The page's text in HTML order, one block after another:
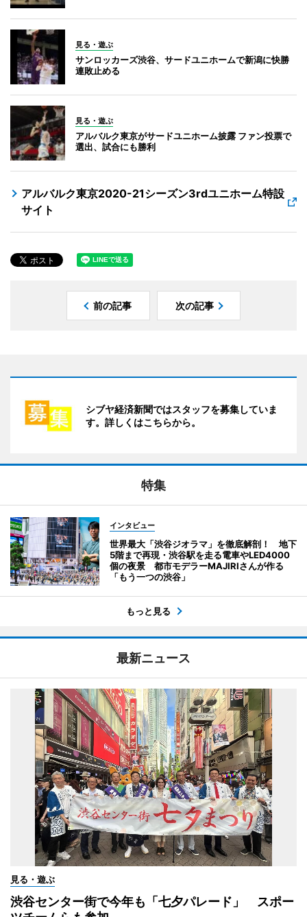
見る・遊ぶ
サンロッカーズ渋谷、サードユニホームで新潟に快勝
連敗止める
見る・遊ぶ
アルバルク東京がサードユニホーム披露 ファン投票で
選出、試合にも勝利
アルバルク東京2020-21シーズン3rdユニホーム特設
サイト
前の記事 次の記事
シブヤ経済新聞ではスタッフを募集していま
す。詳しくはこちらから。
特集
インタビュー
世界最大「渋谷ジオラマ」を徹底解剖！ 地下
5階まで再現・渋谷駅を走る電車やLED4000
個の夜景 都市モデラーMAJIRIさんが作る
「もう一つの渋谷」
もっと見る
最新ニュース
見る・遊ぶ
渋谷センター街で今年も「七夕パレード」 スポー